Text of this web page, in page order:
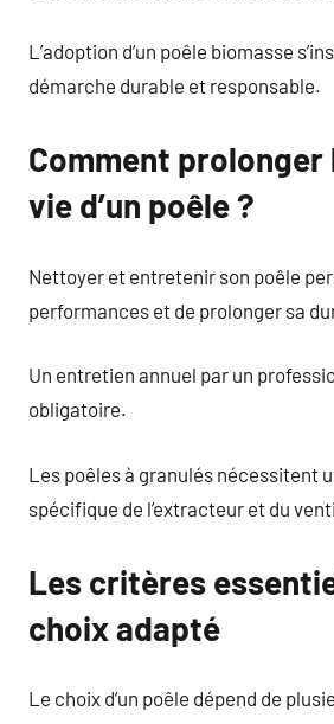
L’adoption d’un poêle biomasse
démarche durable et responsable.
Comment prolonger
vie d’un poêle ?
Nettoyer et entretenir son poêle
performances et de prolonger sa
Un entretien annuel par un
obligatoire.
Les poêles à granulés nécessitent
spécifique de l’extracteur et du
Les critères
choix adapté
Le choix d’un poêle dépend de